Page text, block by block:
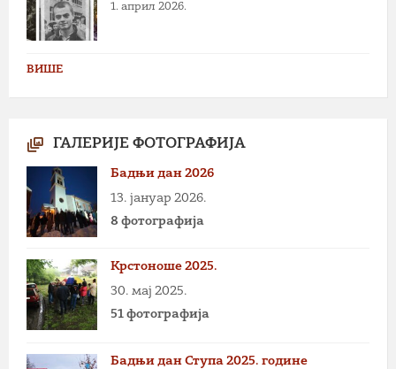
1. април 2026.
ВИШЕ
ГАЛЕРИЈЕ ФОТОГРАФИЈА
Бадњи дан 2026
13. јануар 2026.
8 фотографија
Крстоноше 2025.
30. мај 2025.
51 фотографија
Бадњи дан Ступа 2025. године